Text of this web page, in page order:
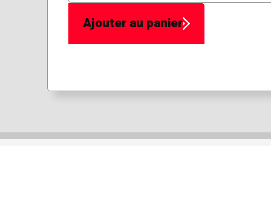
Ajouter au panier